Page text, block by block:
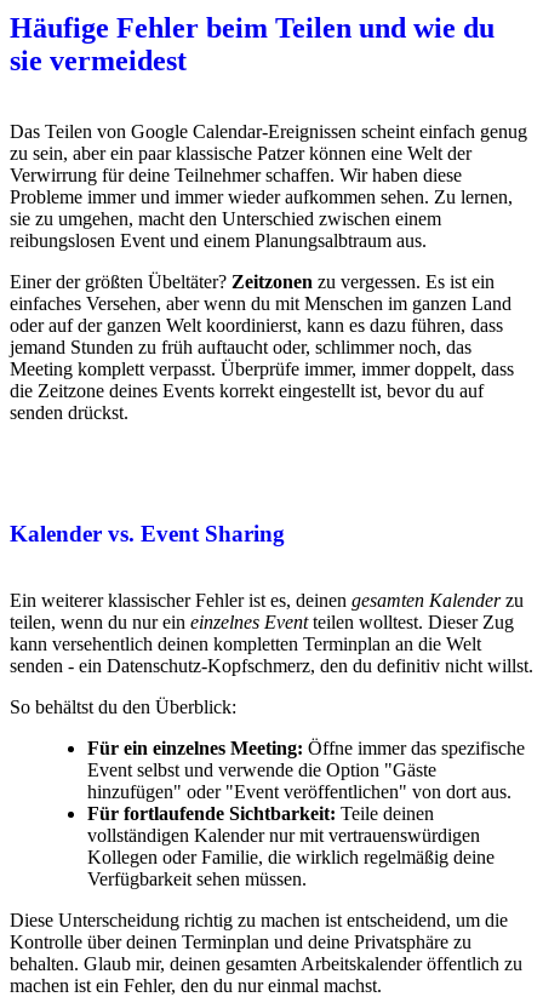
Häufige Fehler beim Teilen und wie du
sie vermeidest
Das Teilen von Google Calendar-Ereignissen scheint einfach genug
zu sein, aber ein paar klassische Patzer können eine Welt der
Verwirrung für deine Teilnehmer schaffen. Wir haben diese
Probleme immer und immer wieder aufkommen sehen. Zu lernen,
sie zu umgehen, macht den Unterschied zwischen einem
reibungslosen Event und einem Planungsalbtraum aus.
Einer der größten Übeltäter? Zeitzonen zu vergessen. Es ist ein
einfaches Versehen, aber wenn du mit Menschen im ganzen Land
oder auf der ganzen Welt koordinierst, kann es dazu führen, dass
jemand Stunden zu früh auftaucht oder, schlimmer noch, das
Meeting komplett verpasst. Überprüfe immer, immer doppelt, dass
die Zeitzone deines Events korrekt eingestellt ist, bevor du auf
senden drückst.
Kalender vs. Event Sharing
Ein weiterer klassischer Fehler ist es, deinen gesamten Kalenderzu
teilen, wenn du nur ein einzelnes Eventteilen wolltest. Dieser Zug
kann versehentlich deinen kompletten Terminplan an die Welt
senden - ein Datenschutz-Kopfschmerz, den du definitiv nicht willst.
So behältst du den Überblick:
Für ein einzelnes Meeting: Öffne immer das spezifische
Event selbst und verwende die Option "Gäste
hinzufügen" oder "Event veröffentlichen" von dort aus.
Für fortlaufende Sichtbarkeit: Teile deinen
vollständigen Kalender nur mit vertrauenswürdigen
Kollegen oder Familie, die wirklich regelmäßig deine
Verfügbarkeit sehen müssen.
Diese Unterscheidung richtig zu machen ist entscheidend, um die
Kontrolle über deinen Terminplan und deine Privatsphäre zu
behalten. Glaub mir, deinen gesamten Arbeitskalender öffentlich zu
machen ist ein Fehler, den du nur einmal machst.